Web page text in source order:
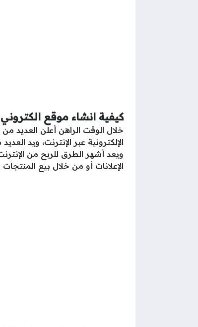
كيفية انشاء موقع الكتروني
خلال الوقت الراهن أعلن العديد
الإلكترونية عبر الإنترنت، ويد
ويعد أشهر الطرق للربح من
الإعلانات أو من خلال بيع